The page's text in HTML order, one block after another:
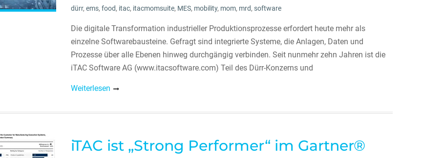
dürr, ems, food, itac, itacmomsuite, MES, mobility, mom, mrd, software
Die digitale Transformation industrieller Produktionsprozesse erfordert heute mehr als
einzelne Softwarebausteine. Gefragt sind integrierte Systeme, die Anlagen, Daten und
Prozesse über alle Ebenen hinweg durchgängig verbinden. Seit nunmehr zehn Jahren ist die
iTAC Software AG (www.itacsoftware.com) Teil des Dürr-Konzerns und
Weiterlesen
iTAC ist „Strong Performer“ im Gartner®